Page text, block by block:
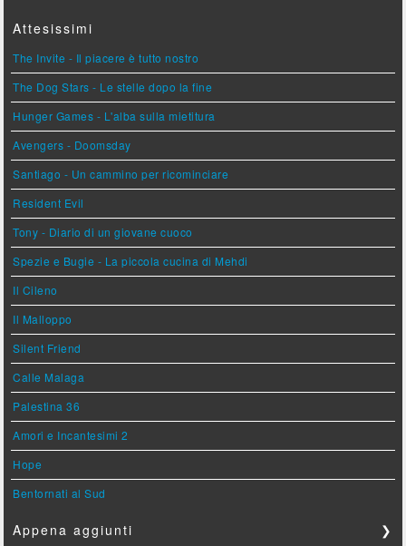
Attesissimi
The Invite - Il piacere è tutto nostro
The Dog Stars - Le stelle dopo la fine
Hunger Games - L'alba sulla mietitura
Avengers - Doomsday
Santiago - Un cammino per ricominciare
Resident Evil
Tony - Diario di un giovane cuoco
Spezie e Bugie - La piccola cucina di Mehdi
Il Cileno
Il Malloppo
Silent Friend
Calle Malaga
Palestina 36
Amori e Incantesimi 2
Hope
Bentornati al Sud
Appena aggiunti ❯